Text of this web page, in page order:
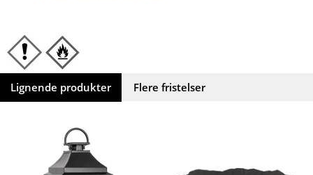
Lignende produkter Flere fristelser